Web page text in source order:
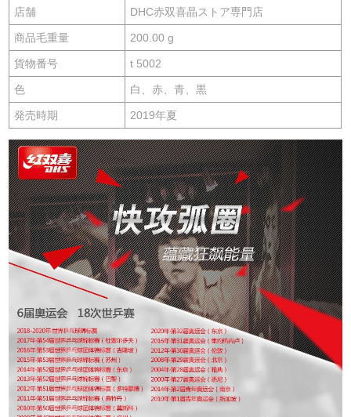
店舗 DHC赤双喜晶ストア専門店
商品毛重量 200.00 g
貨物番号 t 5002
色 白、赤、青、黒
発売時期 2019年夏